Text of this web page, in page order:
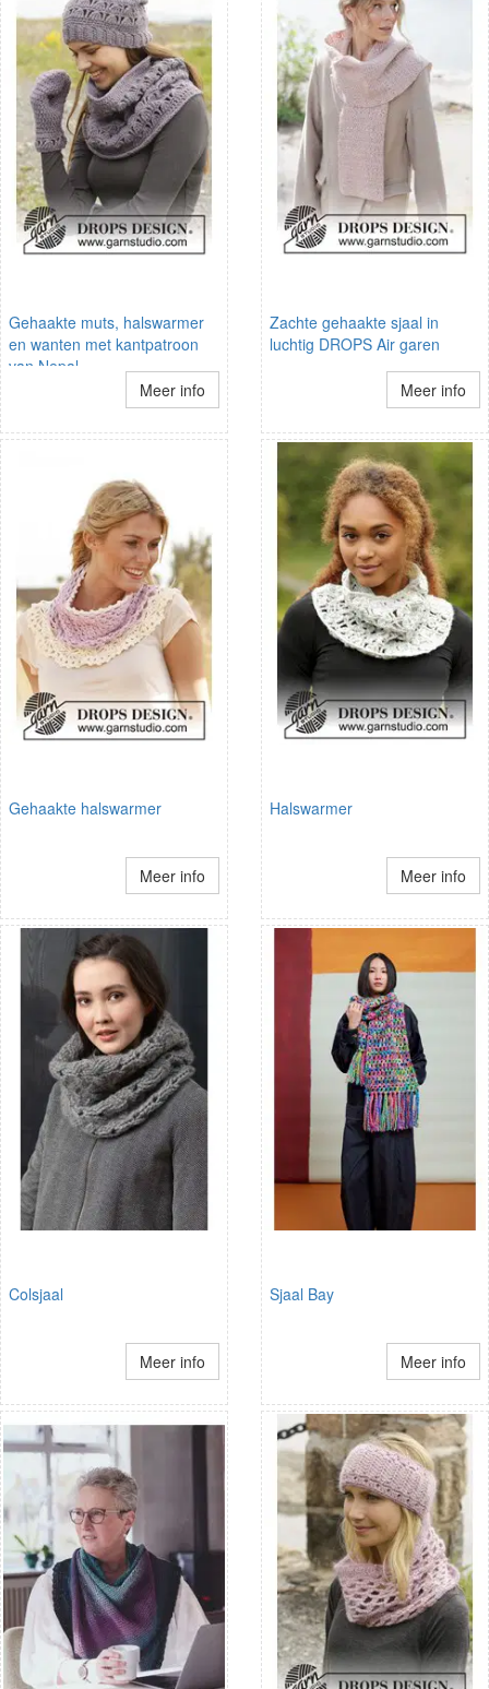
Gehaakte muts, halswarmer
en wanten met kantpatroon
van Nepal
Meer info
Zachte gehaakte sjaal in
luchtig DROPS Air garen
Meer info
Gehaakte halswarmer
Meer info
Halswarmer
Meer info
Colsjaal
Meer info
Sjaal Bay
Meer info